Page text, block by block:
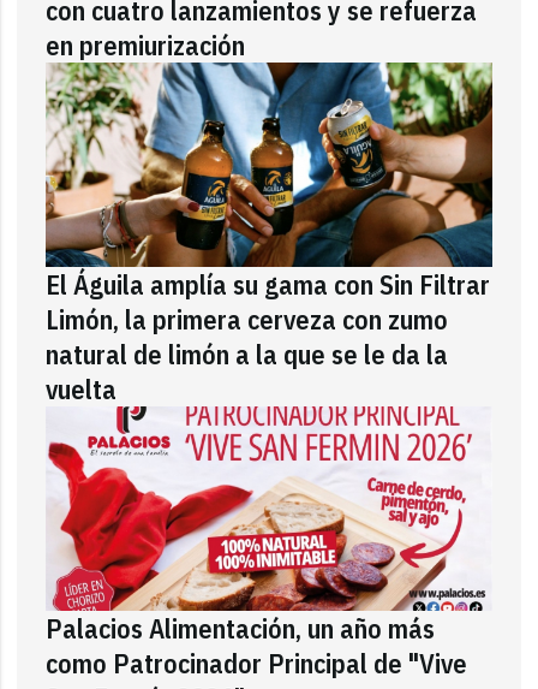
con cuatro lanzamientos y se refuerza
en premiurización
El Águila amplía su gama con Sin Filtrar
Limón, la primera cerveza con zumo
natural de limón a la que se le da la
vuelta
Palacios Alimentación, un año más
como Patrocinador Principal de "Vive